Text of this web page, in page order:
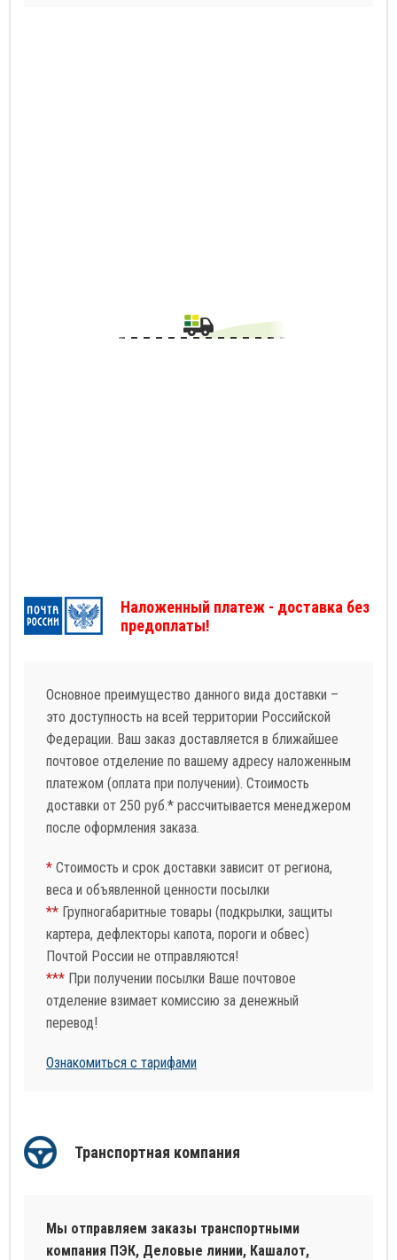
Наложенный платеж - доставка без
предоплаты!
Основное преимущество данного вида доставки –
это доступность на всей территории Российской
Федерации. Ваш заказ доставляется в ближайшее
почтовое отделение по вашему адресу наложенным
платежом (оплата при получении). Стоимость
доставки от 250 руб.* рассчитывается менеджером
после оформления заказа.
* Стоимость и срок доставки зависит от региона,
веса и объявленной ценности посылки
** Групногабаритные товары (подкрылки, защиты
картера, дефлекторы капота, пороги и обвес)
Почтой России не отправляются!
*** При получении посылки Ваше почтовое
отделение взимает комиссию за денежный
перевод!
Ознакомиться с тарифами
Транспортная компания
Мы отправляем заказы транспортными
компания ПЭК, Деловые линии, Кашалот,